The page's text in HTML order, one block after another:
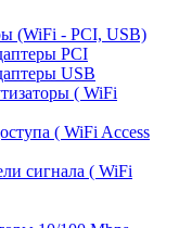
(WiFi - PCI, USB)
PCI
USB
( WiFi
( WiFi Access
сигнала ( WiFi